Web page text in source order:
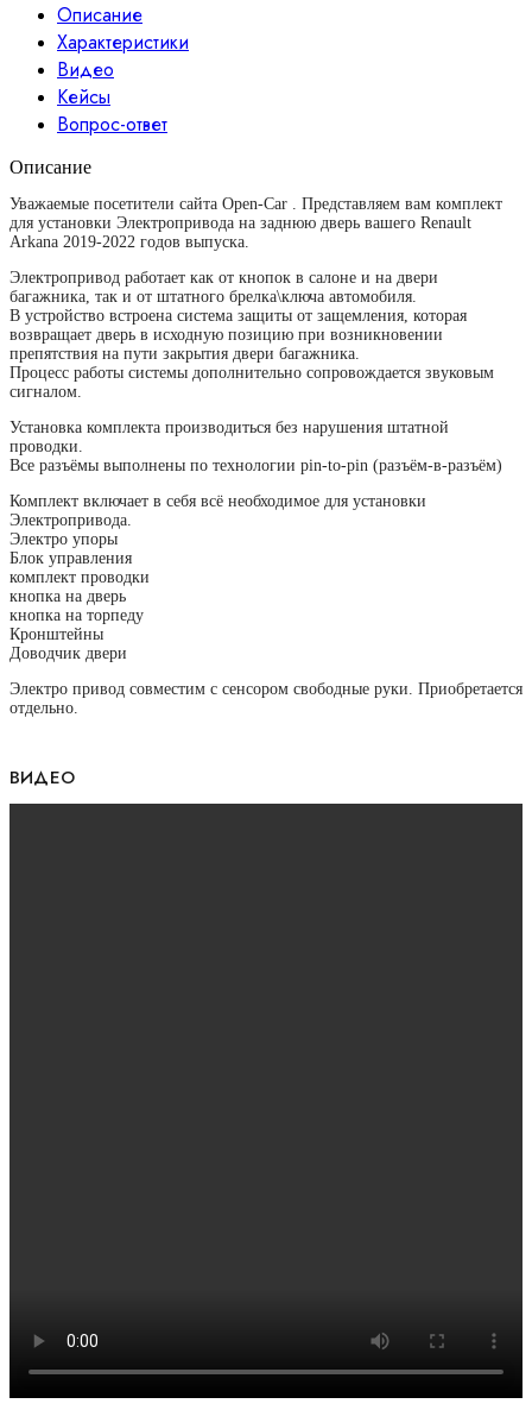
Описание
Характеристики
Видео
Кейсы
Вопрос-ответ
Описание
Уважаемые посетители сайта Open-Car . Представляем вам комплект
для установки Электропривода на заднюю дверь вашего Renault
Arkana 2019-2022 годов выпуска.
Электропривод работает как от кнопок в салоне и на двери
багажника, так и от штатного брелка\ключа автомобиля.
В устройство встроена система защиты от защемления, которая
возвращает дверь в исходную позицию при возникновении
препятствия на пути закрытия двери багажника.
Процесс работы системы дополнительно сопровождается звуковым
сигналом.
Установка комплекта производиться без нарушения штатной
проводки.
Все разъёмы выполнены по технологии pin-to-pin (разъём-в-разъём)
Комплект включает в себя всё необходимое для установки
Электропривода.
Электро упоры
Блок управления
комплект проводки
кнопка на дверь
кнопка на торпеду
Кронштейны
Доводчик двери
Электро привод совместим с сенсором свободные руки. Приобретается
отдельно.
ВИДЕО